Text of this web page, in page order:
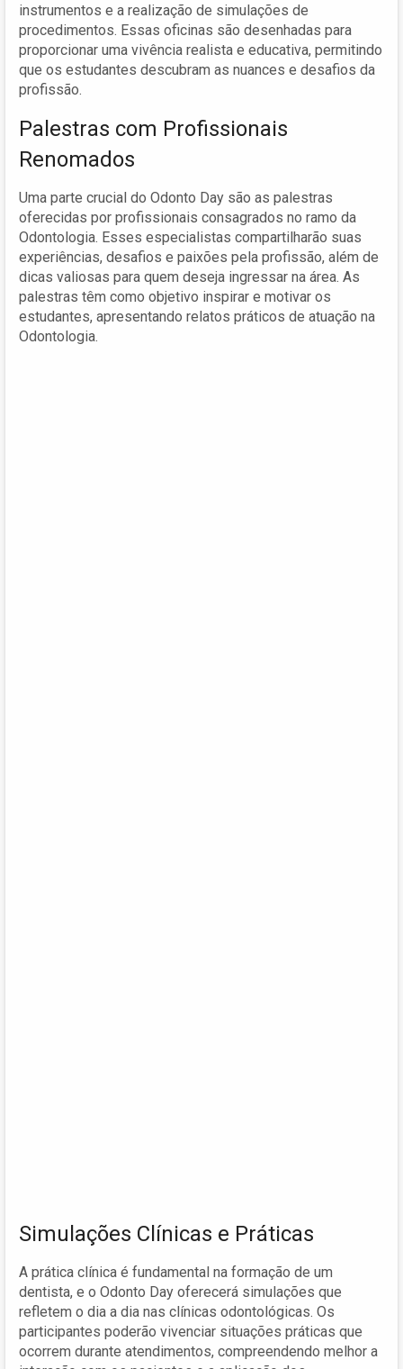
instrumentos e a realização de simulações de
procedimentos. Essas oficinas são desenhadas para
proporcionar uma vivência realista e educativa, permitindo
que os estudantes descubram as nuances e desafios da
profissão.
Palestras com Profissionais
Renomados
Uma parte crucial do Odonto Day são as palestras
oferecidas por profissionais consagrados no ramo da
Odontologia. Esses especialistas compartilharão suas
experiências, desafios e paixões pela profissão, além de
dicas valiosas para quem deseja ingressar na área. As
palestras têm como objetivo inspirar e motivar os
estudantes, apresentando relatos práticos de atuação na
Odontologia.
Simulações Clínicas e Práticas
A prática clínica é fundamental na formação de um
dentista, e o Odonto Day oferecerá simulações que
refletem o dia a dia nas clínicas odontológicas. Os
participantes poderão vivenciar situações práticas que
ocorrem durante atendimentos, compreendendo melhor a